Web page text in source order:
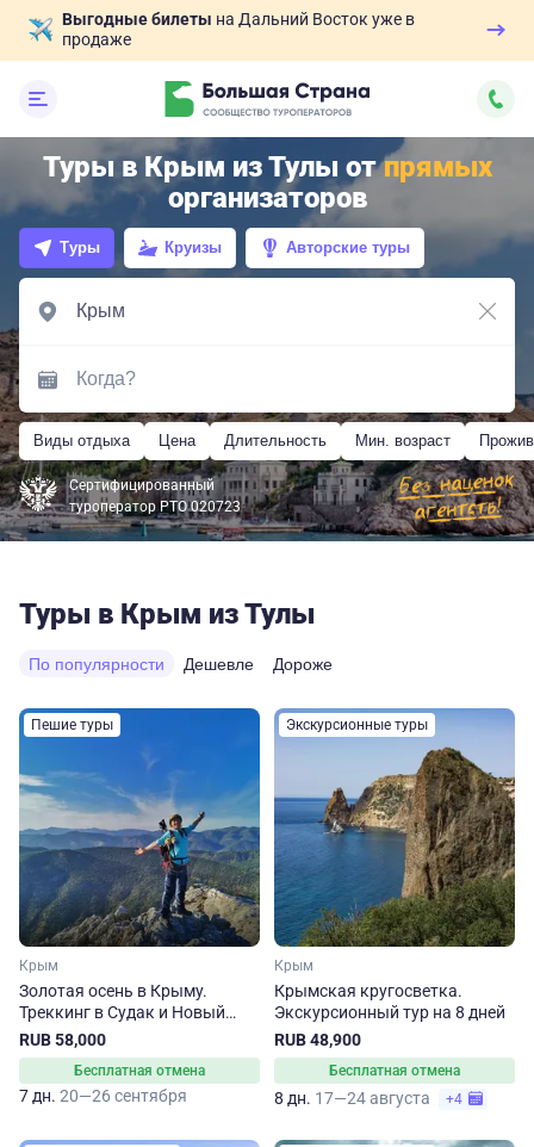
Выгодные билеты на Дальний Восток уже в
продаже
Туры в Крым из Тулы отпрямых
организаторов
Туры Круизы Авторские туры
Виды отдыха Цена Длительность Мин. возраст
Сертифицированный
туроператор РТО 020723
Туры в Крым из Тулы
По популярности Дешевле Дороже
Пешие туры
Крым
Золотая осень в Крыму.
Треккинг в Судак и Новый
Свет
RUB 58,000
Бесплатная отмена
7 дн. 20—26 сентября
Экскурсионные туры
Крым
Крымская кругосветка.
Экскурсионный тур на 8 дней
RUB 48,900
Бесплатная отмена
8 дн. 17—24 августа +4